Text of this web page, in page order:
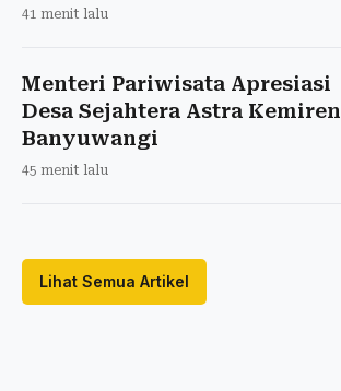
41 menit lalu
Menteri Pariwisata Apresiasi
Desa Sejahtera Astra Kemiren
Banyuwangi
45 menit lalu
Lihat Semua Artikel